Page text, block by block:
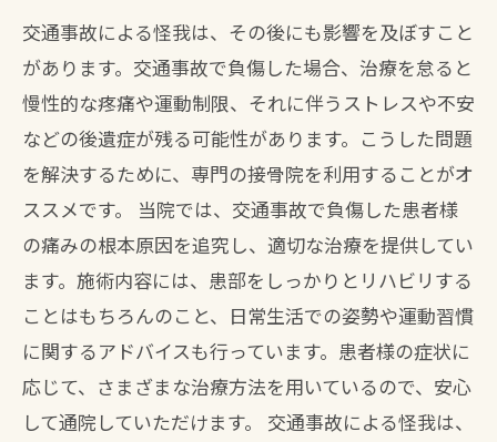
交通事故による怪我は、その後にも影響を及ぼすこと
があります。交通事故で負傷した場合、治療を怠ると
慢性的な疼痛や運動制限、それに伴うストレスや不安
などの後遺症が残る可能性があります。こうした問題
を解決するために、専門の接骨院を利用することがオ
ススメです。 当院では、交通事故で負傷した患者様
の痛みの根本原因を追究し、適切な治療を提供してい
ます。施術内容には、患部をしっかりとリハビリする
ことはもちろんのこと、日常生活での姿勢や運動習慣
に関するアドバイスも行っています。患者様の症状に
応じて、さまざまな治療方法を用いているので、安心
して通院していただけます。 交通事故による怪我は、